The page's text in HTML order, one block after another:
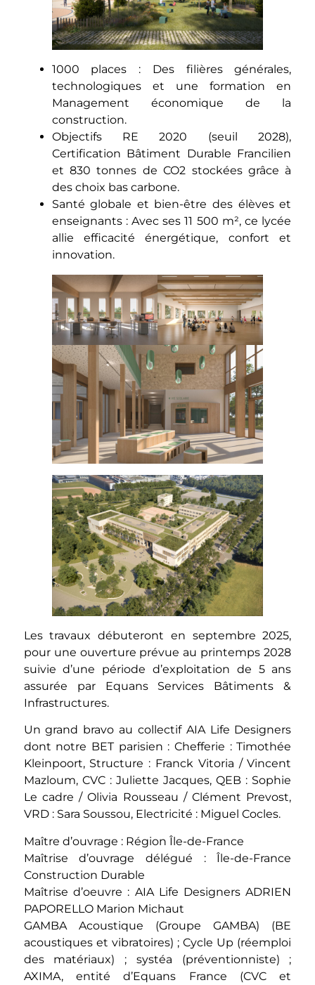
1000 places : Des filières générales,
technologiques et une formation en
Management économique de la
construction.
Objectifs RE 2020 (seuil 2028),
Certification Bâtiment Durable Francilien
et 830 tonnes de CO2 stockées grâce à
des choix bas carbone.
Santé globale et bien-être des élèves et
enseignants : Avec ses 11 500 m², ce lycée
allie efficacité énergétique, confort et
innovation.
Les travaux débuteront en septembre 2025,
pour une ouverture prévue au printemps 2028
suivie d’une période d’exploitation de 5 ans
assurée par EquansServices Bâtiments &
Infrastructures.
Un grand bravo au collectif AIA Life Designers
dont notre BET parisien : Chefferie : Timothée
Kleinpoort, Structure : Franck Vitoria / Vincent
Mazloum, CVC : Juliette Jacques, QEB : Sophie
Le cadre / Olivia Rousseau / Clément Prevost,
VRD : Sara Soussou, Electricité : Miguel Cocles.
Maître d’ouvrage : Région Île-de-France
Maîtrise d’ouvrage délégué :Île-de-France
Construction Durable
Maîtrise d’oeuvre : AIA Life Designers ADRIEN
PAPORELLO Marion Michaut
GAMBA Acoustique (Groupe GAMBA) (BE
acoustiques et vibratoires) ;Cycle Up (réemploi
des matériaux) ; systéa (préventionniste) ;
AXIMA, entité d’Equans France (CVC et